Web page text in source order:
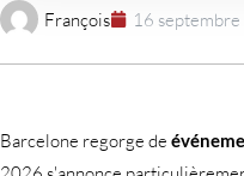
François 16
Barcelone regorge de